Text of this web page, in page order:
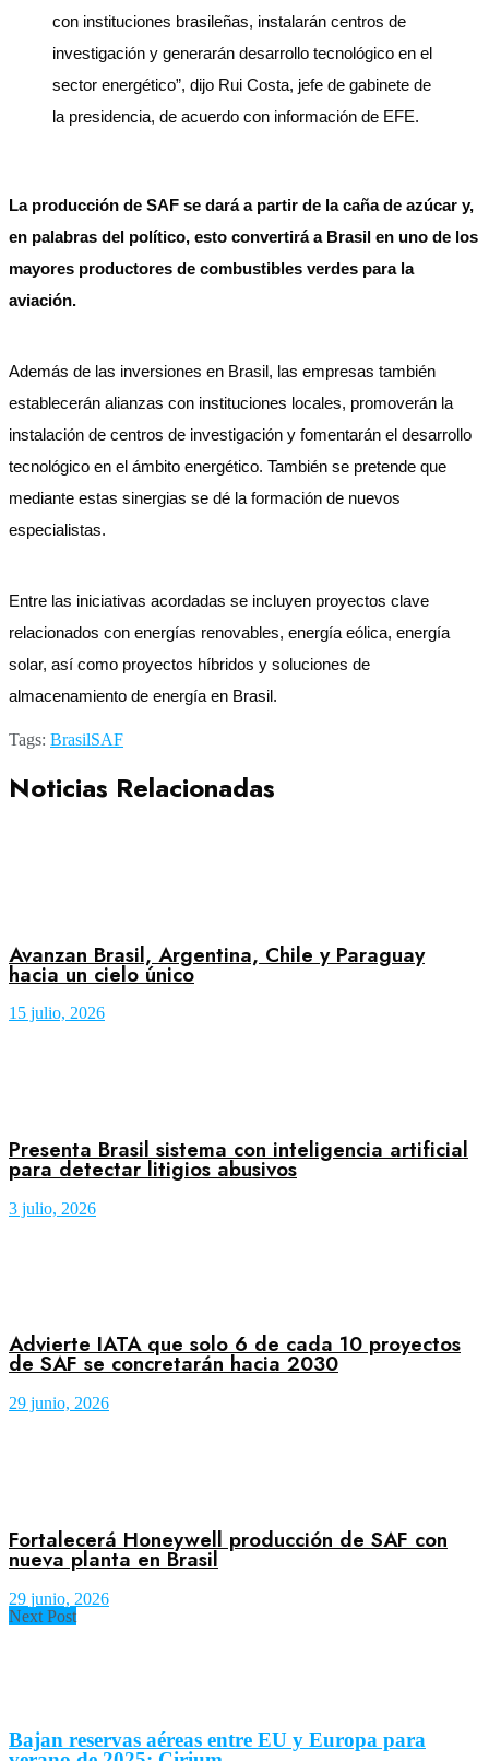
con instituciones brasileñas, instalarán centros de
investigación y generarán desarrollo tecnológico en el
sector energético”, dijo Rui Costa, jefe de gabinete de
la presidencia, de acuerdo con información de EFE.
La producción de SAF se dará a partir de la caña de azúcar y,
en palabras del político, esto convertirá a Brasil en uno de los
mayores productores de combustibles verdes para la
aviación.
Además de las inversiones en Brasil, las empresas también
establecerán alianzas con instituciones locales, promoverán la
instalación de centros de investigación y fomentarán el desarrollo
tecnológico en el ámbito energético. También se pretende que
mediante estas sinergias se dé la formación de nuevos
especialistas.
Entre las iniciativas acordadas se incluyen proyectos clave
relacionados con energías renovables, energía eólica, energía
solar, así como proyectos híbridos y soluciones de
almacenamiento de energía en Brasil.
Tags: BrasilSAF
Noticias Relacionadas
Avanzan Brasil, Argentina, Chile y Paraguay
hacia un cielo único
15 julio, 2026
Presenta Brasil sistema con inteligencia artificial
para detectar litigios abusivos
3 julio, 2026
Advierte IATA que solo 6 de cada 10 proyectos
de SAF se concretarán hacia 2030
29 junio, 2026
Fortalecerá Honeywell producción de SAF con
nueva planta en Brasil
29 junio, 2026
Next Post
Bajan reservas aéreas entre EU y Europa para